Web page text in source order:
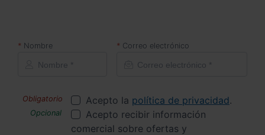
Nombre Correo electrónico
Acepto la política de privacidad.
Acepto recibir información
comercial sobre ofertas y